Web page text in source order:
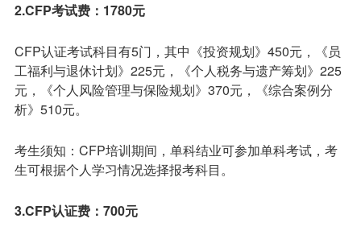
2.CFP考试费：1780元
CFP认证考试科目有5门，其中《投资规划》450元，《员
工福利与退休计划》225元，《个人税务与遗产筹划》225
元，《个人风险管理与保险规划》370元，《综合案例分
析》510元。
考生须知：CFP培训期间，单科结业可参加单科考试，考
生可根据个人学习情况选择报考科目。
3.CFP认证费：700元